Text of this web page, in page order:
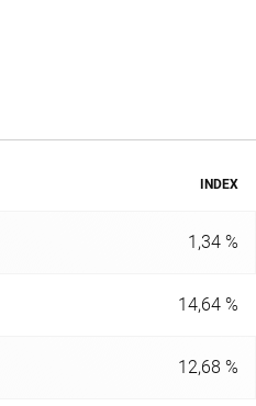
INDEX
1,34 %
14,64 %
12,68 %